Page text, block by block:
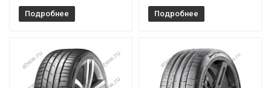
Подробнее Подробнее